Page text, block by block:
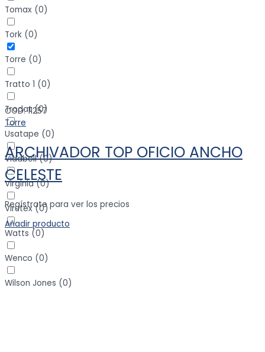
Tomax (0)
Tork (0)
Torre (0)
Tratto 1 (0)
Trodat (0)
Usatape (0)
Vidabell (0)
Virginia (0)
Virutex (0)
Watts (0)
Wenco (0)
Wilson Jones (0)
COD: 11257
Torre
ARCHIVADOR TOP OFICIO ANCHO
CELESTE
Regístrate para ver los precios
Añadir producto